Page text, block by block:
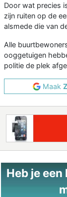
Door wat precies
zijn ruiten op de
alsmede die van
Alle
ooggetuigen
politie de plek
Maak
Heb je